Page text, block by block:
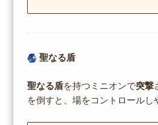
聖なる盾
聖なる盾を持つミニオンで突撃
を倒すと、場をコントロールし